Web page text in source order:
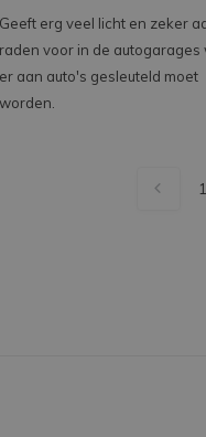
Geeft erg veel licht en zeker
raden voor in de autogarages
er aan auto's gesleuteld moet
worden.
1